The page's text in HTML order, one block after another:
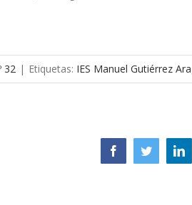
32 | Etiquetas: IES Manuel Gutiérrez
FacebookTwitter